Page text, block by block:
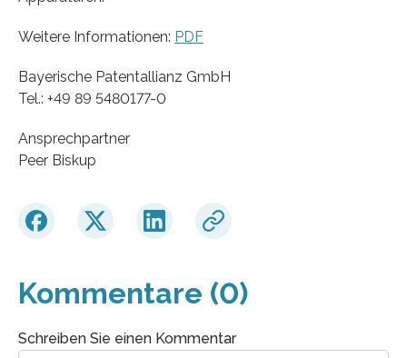
Weitere Informationen: PDF
Bayerische Patentallianz GmbH
Tel.: +49 89 5480177-0
Ansprechpartner
Peer Biskup
Kommentare (0)
Schreiben Sie einen Kommentar